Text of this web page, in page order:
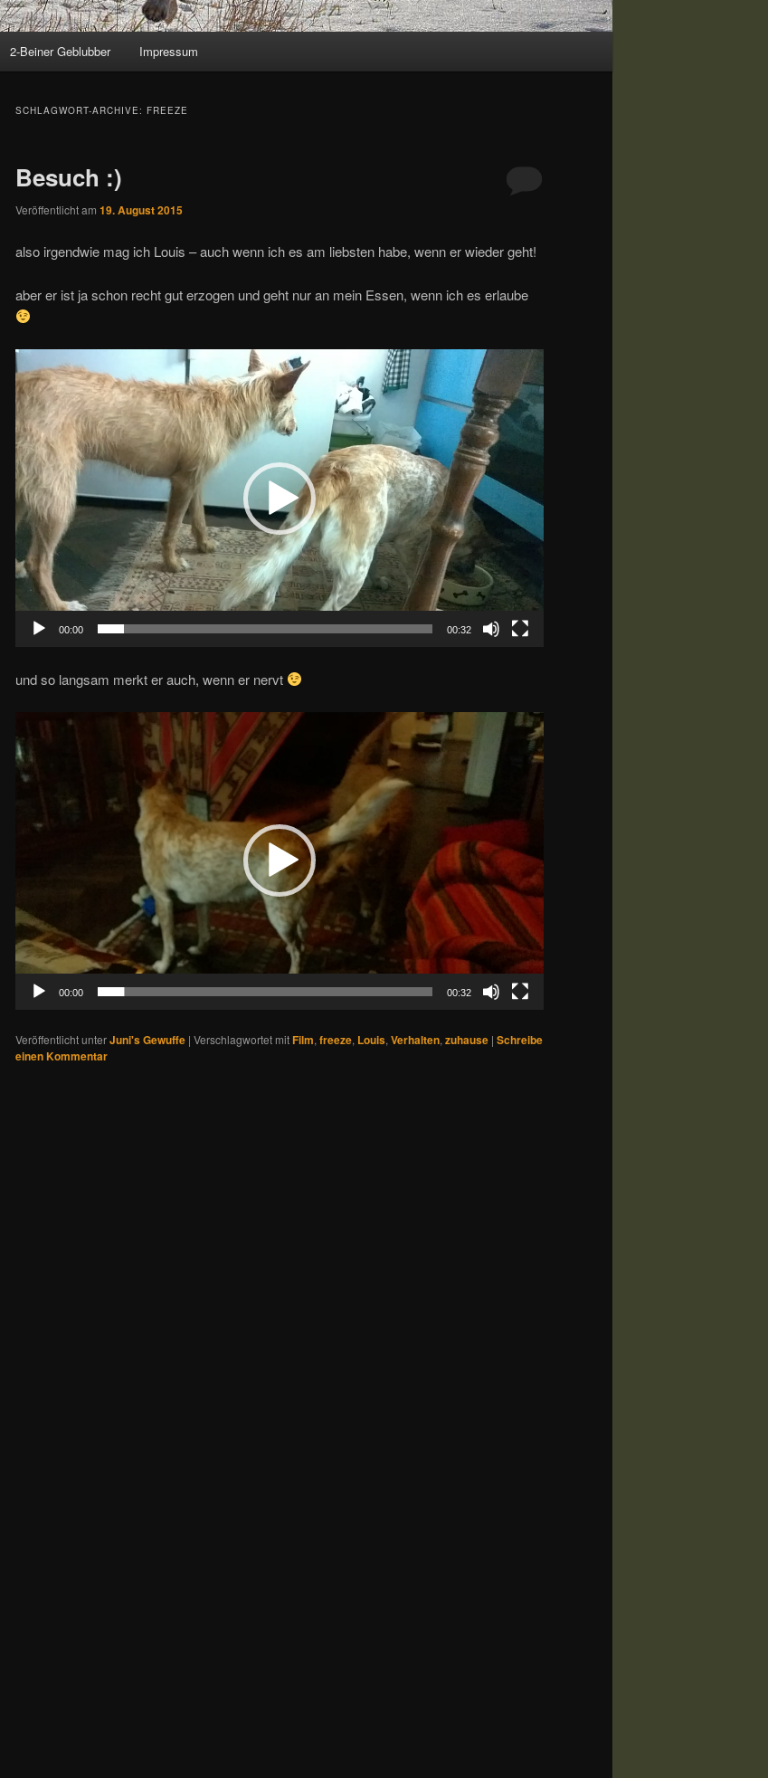
2-Beiner Geblubber Impressum
SCHLAGWORT-ARCHIVE: FREEZE
Besuch :)
Veröffentlicht am 19. August 2015
also irgendwie mag ich Louis – auch wenn ich es am liebsten habe, wenn er wieder geht!
aber er ist ja schon recht gut erzogen und geht nur an mein Essen, wenn ich es erlaube
Video-
Player
00:00 00:32
und so langsam merkt er auch, wenn er nervt
Video-
Player
00:00 00:32
Veröffentlicht unterJuni's Gewuffe | Verschlagwortet mitFilm, freeze, Louis, Verhalten, zuhause | Schreibe
einen Kommentar